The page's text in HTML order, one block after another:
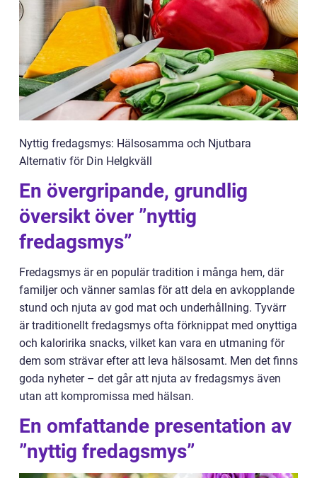
Nyttig fredagsmys: Hälsosamma och Njutbara
Alternativ för Din Helgkväll
En övergripande, grundlig
översikt över ”nyttig
fredagsmys”
Fredagsmys är en populär tradition i många hem, där
familjer och vänner samlas för att dela en avkopplande
stund och njuta av god mat och underhållning. Tyvärr
är traditionellt fredagsmys ofta förknippat med onyttiga
och kaloririka snacks, vilket kan vara en utmaning för
dem som strävar efter att leva hälsosamt. Men det finns
goda nyheter – det går att njuta av fredagsmys även
utan att kompromissa med hälsan.
En omfattande presentation av
”nyttig fredagsmys”